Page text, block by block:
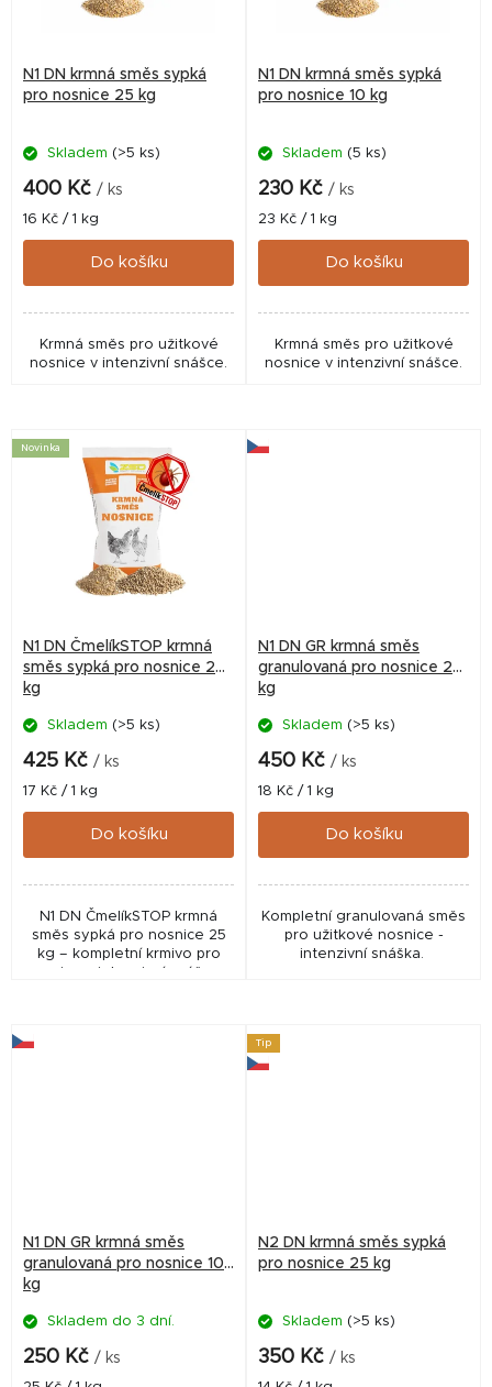
o
N1 DN krmná směs sypká
pro nosnice 25 kg
Skladem (>5 ks)
400 Kč / ks
Měrná
cena:
16 Kč / 1 kg
Do košíku
Krmná směs pro užitkové
nosnice v intenzivní snášce.
N1 DN krmná směs sypká
pro nosnice 10 kg
Skladem (5 ks)
230 Kč / ks
Měrná
cena:
23 Kč / 1 kg
Do košíku
Krmná směs pro užitkové
nosnice v intenzivní snášce.
Novinka
N1 DN ČmelíkSTOP krmná
směs sypká pro nosnice 25
kg
Skladem (>5 ks)
425 Kč / ks
Měrná
cena:
17 Kč / 1 kg
Do košíku
N1 DN ČmelíkSTOP krmná
směs sypká pro nosnice 25
kg – kompletní krmivo pro
N1 DN GR krmná směs
granulovaná pro nosnice 25
kg
Skladem (>5 ks)
450 Kč / ks
Měrná
cena:
18 Kč / 1 kg
Do košíku
Kompletní granulovaná směs
pro užitkové nosnice -
intenzivní snáška.
N1 DN GR krmná směs
granulovaná pro nosnice 10
kg
Skladem do 3 dní.
250 Kč / ks
Tip
N2 DN krmná směs sypká
pro nosnice 25 kg
Skladem (>5 ks)
350 Kč / ks